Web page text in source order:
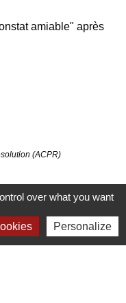
amiable" après
(ACPR)
erreur sur cette page
over what you want
Personalize